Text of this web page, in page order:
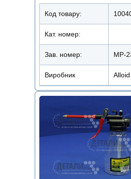
Код товару:
Кат. номер:
Зав. номер: МР-
Виробник Alloid